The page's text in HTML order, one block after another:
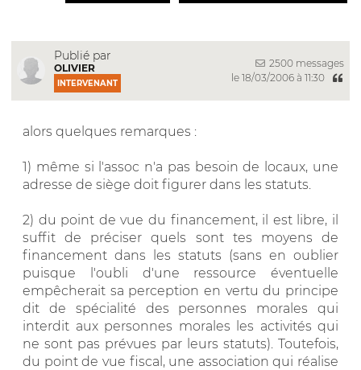
Publié par
OLIVIER
INTERVENANT
2500 messages
le 18/03/2006 à 11:30
alors quelques remarques :
1) même si l'assoc n'a pas besoin de locaux, une
adresse de siège doit figurer dans les statuts.
2) du point de vue du financement, il est libre, il
suffit de préciser quels sont tes moyens de
financement dans les statuts (sans en oublier
puisque l'oubli d'une ressource éventuelle
empêcherait sa perception en vertu du principe
dit de spécialité des personnes morales qui
interdit aux personnes morales les activités qui
ne sont pas prévues par leurs statuts). Toutefois,
du point de vue fiscal, une association qui réalise